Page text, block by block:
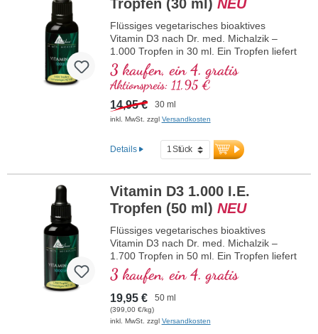
hergestellt.
mehr Informationen zu Vitamin D3 +
K2
Tropfen (30 ml) NEU
Flüssiges vegetarisches bioaktives
Vitamin D3 nach Dr. med. Michalzik –
1.000 Tropfen in 30 ml. Ein Tropfen liefert
1.000 IE Vitamin D3. Höchste
Premiumqualität. Gelöst in schützendem,
pestizidfrei angebautem Kokos-MCT-Öl
zur besseren Bioverfügbarkeit. Diese
optimale Kombination unterstützt den
normalen Muskelfunktion sowie zur
normalen Funktion des Immunsystems
Gentechnik in eigener kontrollierter, seit
25 Jahren bestehender Produktion,
vegetarisch, ohne Zusätze und
laborgeprüft. Von Ärzten entwickelt.
mehr Informationen zu Vitamin D3 +
K2
3 kaufen, ein 4. gratis
Aktionspreis: 11,95 €
14,95 € 30 ml
inkl. MwSt. zzgl Versandkosten
Details
Vitamin D3 1.000 I.E.
Tropfen (50 ml) NEU
Flüssiges vegetarisches bioaktives
Vitamin D3 nach Dr. med. Michalzik –
1.700 Tropfen in 50 ml. Ein Tropfen liefert
1.000 IE Vitamin D3. Höchste
Premiumqualität. Gelöst in schützendem,
pestizidfrei angebautem Kokos-MCT-Öl
zur besseren Bioverfügbarkeit. Diese
optimale Kombination unterstützt den
3 kaufen, ein 4. gratis
19,95 € 50 ml
(399,00 €/kg)
inkl. MwSt. zzgl Versandkosten